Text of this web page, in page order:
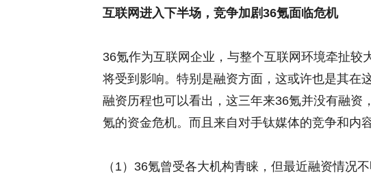
互联网进入下半场，竞争加剧36氪面临危机
36氪作为互联网企业，与整个互联网环境牵扯较
将受到影响。特别是融资方面，这或许也是其在
融资历程也可以看出，这三年来36氪并没有融资
氪的资金危机。而且来自对手钛媒体的竞争和内
（1）36氪曾受各大机构青睐，但最近融资情况不